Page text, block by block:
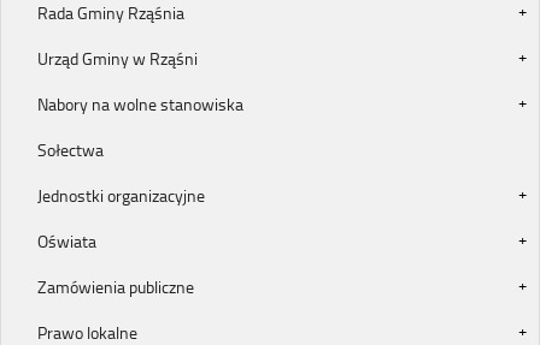
Rada Gminy Rząśnia
Urząd Gminy w Rząśni
Nabory na wolne stanowiska
Sołectwa
Jednostki organizacyjne
Oświata
Zamówienia publiczne
Prawo lokalne